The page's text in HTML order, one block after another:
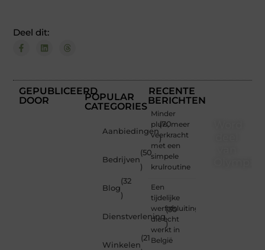
Deel dit:
GEPUBLICEERD
DOOR
POPULAR
CATEGORIES
Aanbiedingen
(70
)
Bedrijven
(50
)
Blog
(32
)
Dienstverlening
(30
)
Winkelen
(21
RECENTE
BERICHTEN
Minder
pluis, meer
veerkracht
met een
simpele
krulroutine
Een
tijdelijke
werfafsluiting
die echt
werkt in
België